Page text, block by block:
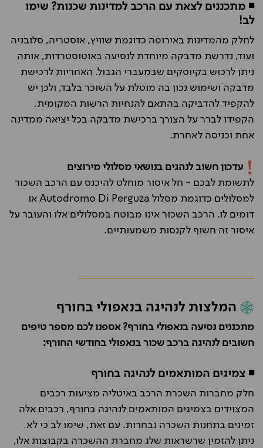
◾ מתכננים לצאת עם הרכב למדינות שכנות? שימו
לב!
לחלק מהמדינות באירופה כדוגמת שוויץ, אוסטריה, סלובניה
ועוד, נדרשת מדבקה מיוחדת לנסיעה באוטוסטרדות, אותה
ניתן לרכוש בקיוסקים שבמעברי הגבול. האחריות לרכישת
מדבקה ושימוש נכון בה מוטלת על השוכר בלבד, ולכן יש
להקפיד להדביקה בהתאם להנחיות הרשות המקומית.
הקפידו לברר על הצורך ברכישת מדבקה בכל יציאה ממדינה
אחת וכניסה לאחרת.
עדכון חשוב לנהגים בנושאי מסלולי מירוצים
לתשומת לבכם - חל איסור מוחלט להיכנס עם הרכב השכור
למסלולים כדוגמת מסלול Autodromo Di Perguza או
דומים לו. הרכב השכור אינו מבוטח במסלולים אלו והעובר על
איסור זה חשוף לקנסות משמעותיים.
המלצות לנהיגה בנאפולי בחורף
מתכננים נסיעה בנאפולי בחורף? אספנו לכם מספר טיפים
חשובים לנהיגה ברכב שכור בנאפולי בחודשי החורף:
◾ צמיגים המותאמים לנהיגה בחורף
חלק מחברות השכרת הרכב באיטליה מציעות רכבים
המצוידים בצמיגים המותאמים לנהיגה בחורף, רכבים אלה
זמינים בתחנות השכרה נבחרות. עם זאת, שימו לב כי לא
ניתן להזמין שרשראות שלג מחברת ההשכרה בקבוצות אלו,